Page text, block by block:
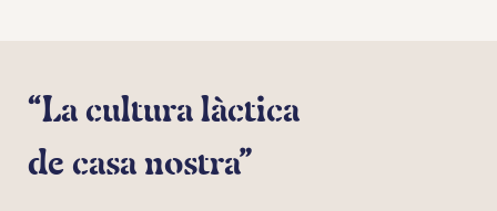
“La cultura làctica
de casa nostra”